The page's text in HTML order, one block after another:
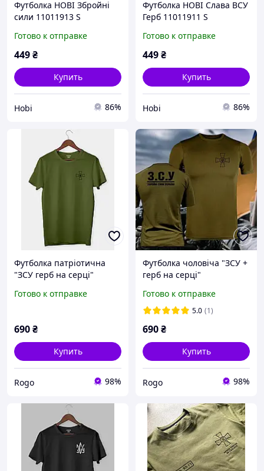
Футболка HOBI Збройні
сили 11011913 S
Готово к отправке
449₴
Купить
Hobi 86%
Футболка HOBI Слава ВСУ
Герб 11011911 S
Готово к отправке
449₴
Купить
Hobi 86%
Футболка патріотична
"ЗСУ герб на серці"
Готово к отправке
690₴
Купить
Rogo 98%
Футболка чоловіча "ЗСУ +
герб на серці"
Готово к отправке
5.0 (1)
690₴
Купить
Rogo 98%